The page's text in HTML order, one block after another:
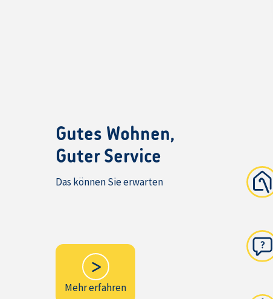
Gutes Wohnen,
Guter Service
Das können Sie erwarten
Mehr erfahren